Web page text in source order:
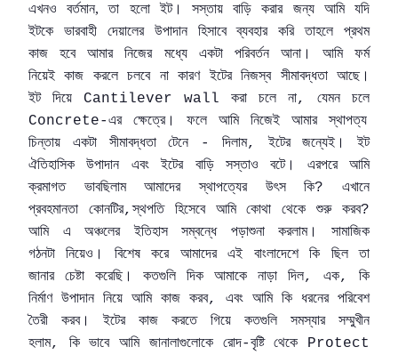
এখনও
বর্তমান, তা হলো ইট। সস্তায় বাড়ি করার জন্য আমি
যদি
ইটকে
ভারবাহী দেয়ালের উপাদান হিসাবে ব্যবহার করি তাহলে
প্রথম
কাজ
হবে আমার নিজের মধ্যে একটা পরিবর্তন আনা। আমি
ফর্ম
নিয়েই
কাজ করলে চলবে না কারণ ইটের নিজস্ব সীমাবদ্ধতা
আছে।
ইট
দিয়ে Cantilever wall করা চলে না, যেমন চলে
Concrete-এর ক্ষেত্রে। ফলে আমি নিজেই আমার
স্থাপত্য
চিন্তায়
একটা সীমাবদ্ধতা টেনে- দিলাম, ইটের জন্যেই।
ইট
ঐতিহাসিক
উপাদান এবং ইটের বাড়ি সস্তাও বটে। এরপরে
আমি
ক্রমাগত
ভাবছিলাম আমাদের স্থাপত্যের উৎস কি?এখানে
প্রবহমানতা
কোনটির,স্থপতি হিসেবে আমি কোথা থেকে শুরু করব?
আমি এ অঞ্চলের ইতিহাস সম্বন্ধে পড়াশুনা করলাম।
সামাজিক
গঠনটা
নিয়েও। বিশেষ করে আমাদের এই বাংলাদেশে কি ছিল
তা
জানার
চেষ্টা করেছি। কতগুলি দিক আমাকে নাড়া দিল, এক, কি
নির্মাণ উপাদান নিয়ে আমি কাজ করব, এবং আমি কি ধরনের পরিবেশ
তৈরী
করব। ইটের কাজ করতে গিয়ে কতগুলি সমস্যার
সম্মুখীন
হলাম, কি ভাবে আমি জানালাগুলোকে রোদ-বৃষ্টি থেকে Protect